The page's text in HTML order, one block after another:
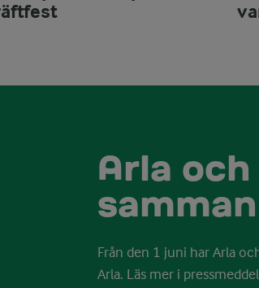
Arla och
samman
Från den 1 juni har Arla
Arla. Läs mer i